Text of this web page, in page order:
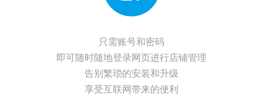
只需账号和密码
即可随时随地登录网页进行店铺管理
告别繁琐的安装和升级
享受互联网带来的便利